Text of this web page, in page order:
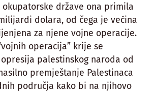
okupatorske države ona primila
dolara, od čega je većina
za njene vojne operacije.
operacija” krije se
palestinskog naroda od
premještanje Palestinaca
područja kako bi na njihovo